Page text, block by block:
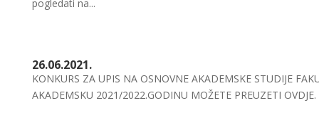
pogledati na...
26.06.2021.
KONKURS ZA UPIS NA OSNOVNE AKADEMSKE STUDIJE
AKADEMSKU 2021/2022.GODINU MOŽETE PREUZETI OVDJE.